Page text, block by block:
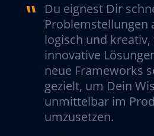
Du eignest Dir
Problemstellungen
logisch und
innovative
neue Frameworks
gezielt, um Dein
unmittelbar im
umzusetzen.